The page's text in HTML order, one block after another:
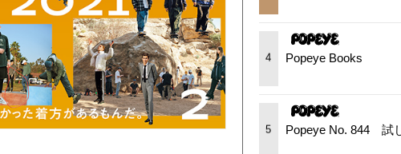
4 Popeye Books
5 Popeye No. 844 試